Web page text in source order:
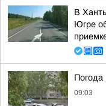
В
Югре
09:03